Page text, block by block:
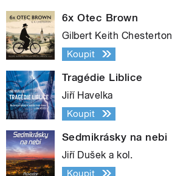
6x Otec Brown
Gilbert Keith Chesterton
Koupit
Tragédie Liblice
Jiří Havelka
Koupit
Sedmikrásky na nebi
Jiří Dušek a kol.
Koupit